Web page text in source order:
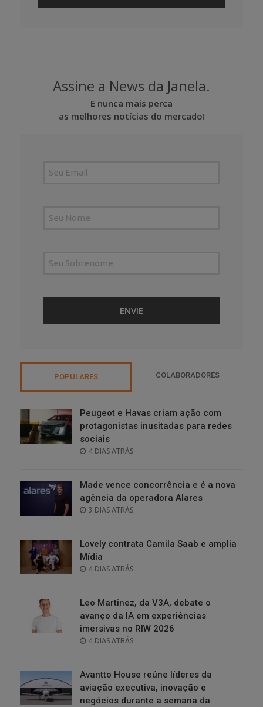
Assine a News da Janela.
E nunca mais perca
as melhores notícias do mercado!
POPULARES COLABORADORES
Peugeot e Havas criam ação com
protagonistas inusitadas para redes
sociais
POSTED
4 DIAS ATRÁS
Made vence concorrência e é a nova
agência da operadora Alares
POSTED
3 DIAS ATRÁS
Lovely contrata Camila Saab e amplia
Mídia
POSTED
4 DIAS ATRÁS
Leo Martinez, da V3A, debate o
avanço da IA em experiências
imersivas no RIW 2026
POSTED
4 DIAS ATRÁS
Avantto House reúne líderes da
aviação executiva, inovação e
negócios durante a semana da